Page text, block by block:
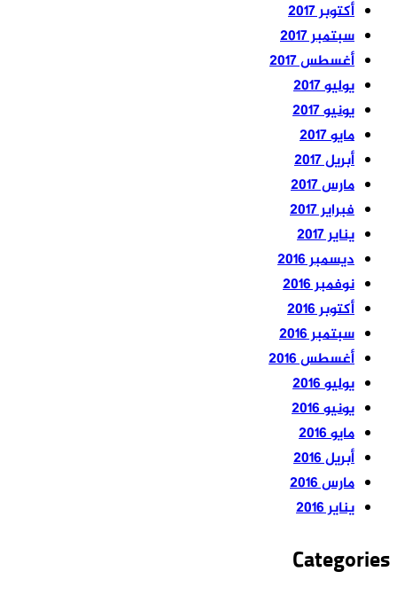
أكتوبر 2017
سبتمبر 2017
أغسطس 2017
يوليو 2017
يونيو 2017
مايو 2017
أبريل 2017
مارس 2017
فبراير 2017
يناير 2017
ديسمبر 2016
نوفمبر 2016
أكتوبر 2016
سبتمبر 2016
أغسطس 2016
يوليو 2016
يونيو 2016
مايو 2016
أبريل 2016
مارس 2016
يناير 2016
Categories